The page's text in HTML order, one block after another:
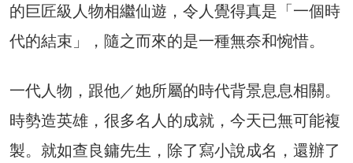
的巨匠級人物相繼仙遊，令人覺得真是「一個時
代的結束」，隨之而來的是一種無奈和惋惜。
一代人物，跟他／她所屬的時代背景息息相關。
時勢造英雄，很多名人的成就，今天已無可能複
製。就如查良鏞先生，除了寫小說成名，還辦了